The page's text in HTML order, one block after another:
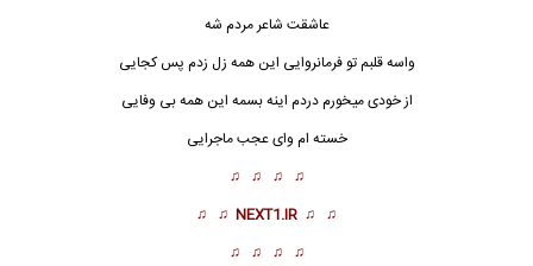
عاشقت شاعر مردم شه
واسه قلبم توفرمانروایی این همه زل زدم پس کجایی
از خودی میخورم دردم اینه بسمه این همه بی وفایی
خسته ام وای عجب ماجرایی
♫ ♫ ♫ ♫
♫ ♫
NEXT1.IR
♫ ♫
♫ ♫ ♫ ♫